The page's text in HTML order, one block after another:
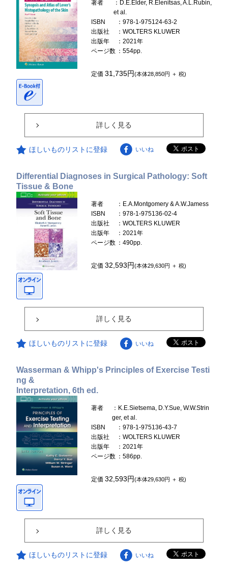
著者
：D.E.Elder, R.Elenitsas, A.L.Rubin,
et al.
ISBN
：978-1-975124-63-2
出版社
：WOLTERS KLUWER
出版年
：2021年
ページ数 ：554pp.
定価31,735円(本体28,850円 ＋ 税)
詳しく見る
ほしいものリストに登録 いいね
Differential Diagnoses in Surgical Pathology: Soft
Tissue & Bone
著者
：E.A.Montgomery & A.W.Jamess
ISBN
：978-1-975136-02-4
出版社
：WOLTERS KLUWER
出版年
：2021年
ページ数 ：490pp.
定価32,593円(本体29,630円 ＋ 税)
詳しく見る
ほしいものリストに登録 いいね
Wasserman & Whipp's Principles of Exercise Testi
ng &
Interpretation, 6th ed.
著者
：K.E.Sietsema, D.Y.Sue, W.W.Strin
ger, et al.
ISBN
：978-1-975136-43-7
出版社
：WOLTERS KLUWER
出版年
：2021年
ページ数 ：586pp.
定価32,593円(本体29,630円 ＋ 税)
詳しく見る
ほしいものリストに登録 いいね